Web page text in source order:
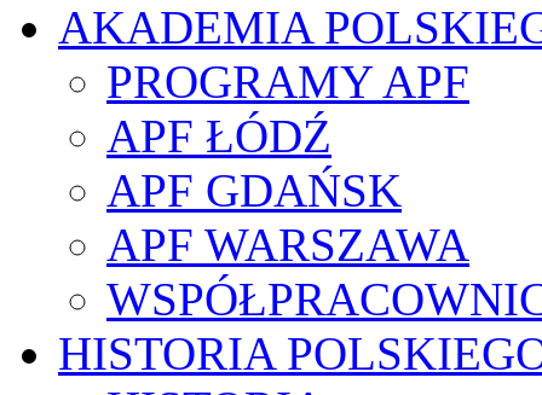
AKADEMIA
PROGRAMY APF
APF ŁÓDŹ
APF GDAŃSK
APF WARSZAWA
HISTORIA